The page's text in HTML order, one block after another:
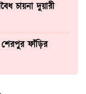
চায়না দুয়ারী
শেরপুর ফাঁড়ির